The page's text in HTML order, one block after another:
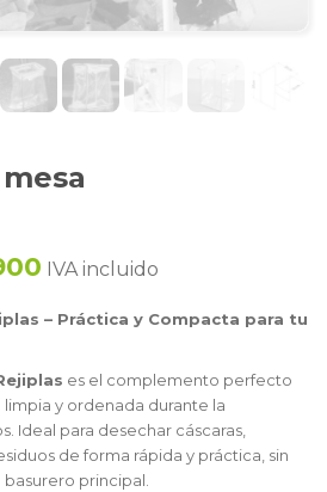
IVA incluido
– Práctica y Compacta para tu
es el complemento perfecto
y ordenada durante la
Ideal para desechar cáscaras,
de forma rápida y práctica, sin
principal.